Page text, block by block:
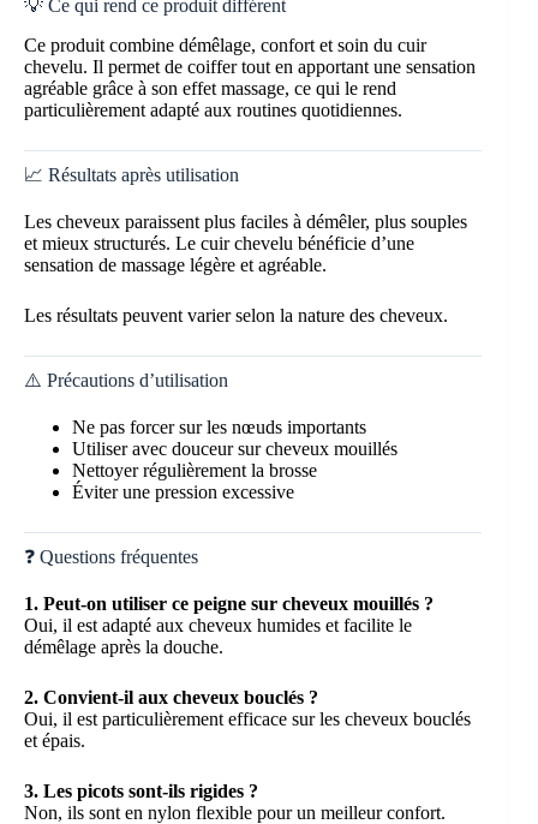
💡 Ce qui rend ce produit différent
Ce produit combine démêlage, confort et soin du cuir
chevelu. Il permet de coiffer tout en apportant une sensation
agréable grâce à son effet massage, ce qui le rend
particulièrement adapté aux routines quotidiennes.
📈 Résultats après utilisation
Les cheveux paraissent plus faciles à démêler, plus souples
et mieux structurés. Le cuir chevelu bénéficie d’une
sensation de massage légère et agréable.
Les résultats peuvent varier selon la nature des cheveux.
⚠️ Précautions d’utilisation
Ne pas forcer sur les nœuds importants
Utiliser avec douceur sur cheveux mouillés
Nettoyer régulièrement la brosse
Éviter une pression excessive
❓ Questions fréquentes
1. Peut-on utiliser ce peigne sur cheveux mouillés ?
Oui, il est adapté aux cheveux humides et facilite le
démêlage après la douche.
2. Convient-il aux cheveux bouclés ?
Oui, il est particulièrement efficace sur les cheveux bouclés
et épais.
3. Les picots sont-ils rigides ?
Non, ils sont en nylon flexible pour un meilleur confort.